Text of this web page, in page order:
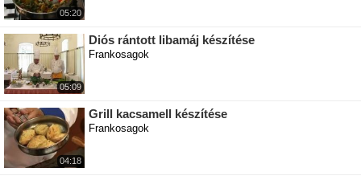
05:20
05:09
Diós rántott libamáj készítése
Frankosagok
04:18
Grill kacsamell készítése
Frankosagok